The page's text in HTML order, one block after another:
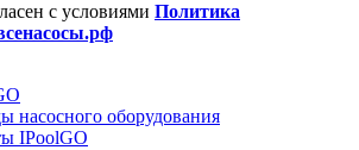
с условиями Политика
насосного оборудования
IPoolGO